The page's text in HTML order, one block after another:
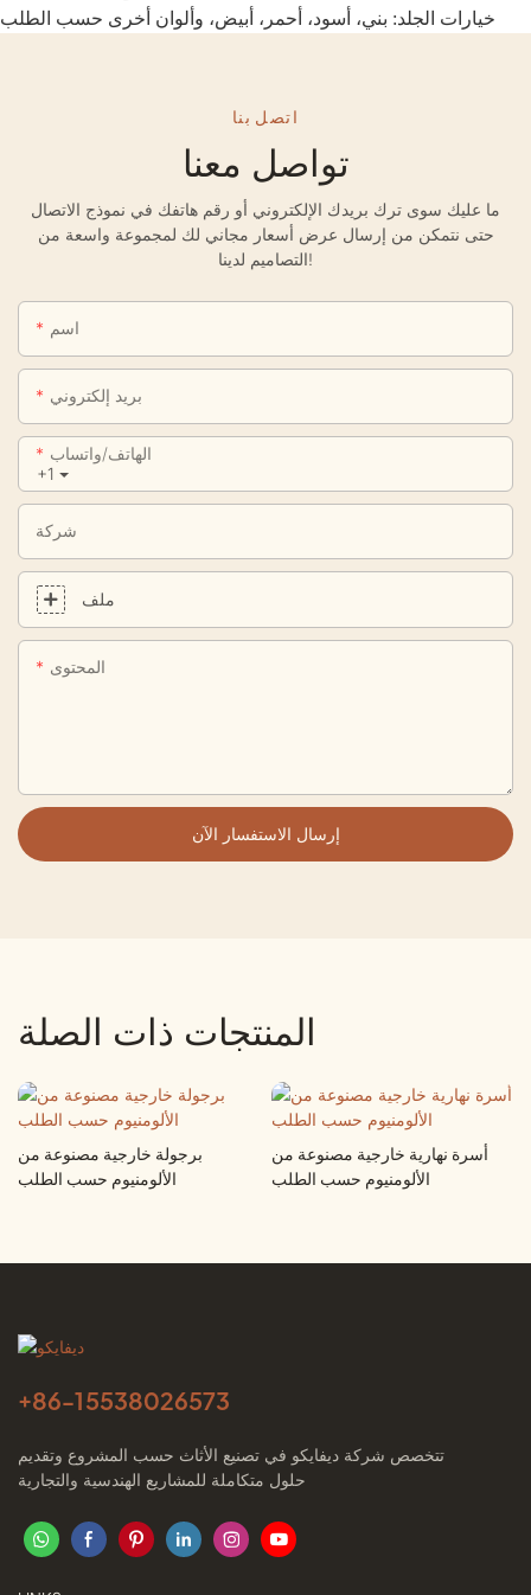
خيارات الجلد: بني، أسود، أحمر، أبيض، وألوان أخرى حسب الطلب
اتصل بنا
تواصل معنا
ما عليك سوى ترك بريدك الإلكتروني أو رقم هاتفك في نموذج الاتصال
حتى نتمكن من إرسال عرض أسعار مجاني لك لمجموعة واسعة من
التصاميم لدينا!
اسم
بريد إلكتروني
+1
الهاتف/واتساب
شركة
ملف
المحتوى
إرسال الاستفسار الآن
المنتجات ذات الصلة
برجولة خارجية مصنوعة من
الألومنيوم حسب الطلب
أسرة نهارية خارجية مصنوعة من
الألومنيوم حسب الطلب
+86-15538026573
تتخصص شركة ديفايكو في تصنيع الأثاث حسب المشروع وتقديم
حلول متكاملة للمشاريع الهندسية والتجارية